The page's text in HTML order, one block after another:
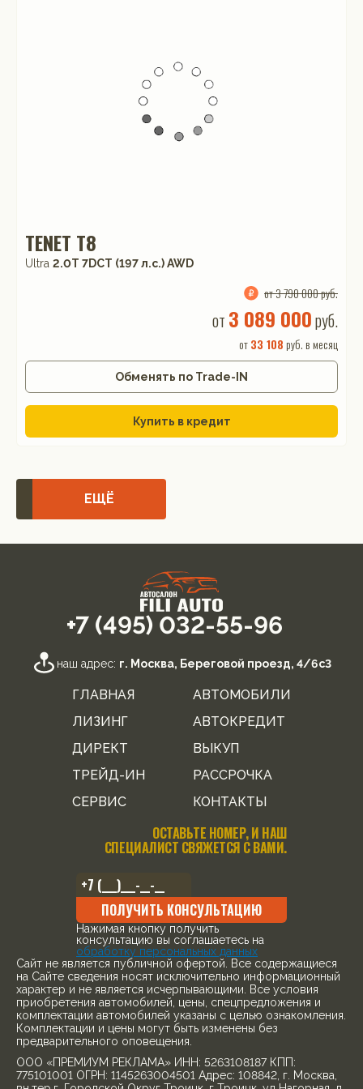
TENET T8
Ultra 2.0T 7DCT (197 л.с.) AWD
от 3 790 000 руб.
от 3 089 000руб.
от33 108 руб. в месяц
Обменять по Trade-IN
Купить в кредит
ЕЩЁ
+7 (495) 032-55-96
наш адрес: г. Москва, Береговой проезд, 4/6с3
ГЛАВНАЯ
АВТОМОБИЛИ
ЛИЗИНГ
АВТОКРЕДИТ
ДИРЕКТ
ВЫКУП
ТРЕЙД-ИН
РАССРОЧКА
СЕРВИС
КОНТАКТЫ
ОСТАВЬТЕ НОМЕР, И НАШ
СПЕЦИАЛИСТ СВЯЖЕТСЯ С ВАМИ.
ПОЛУЧИТЬ КОНСУЛЬТАЦИЮ
Нажимая кнопку получить
консультацию вы соглашаетесь на
обработку персональных данных
Cайт не является публичной офертой. Все содержащиеся
на Сайте сведения носят исключительно информационный
характер и не является исчерпывающими. Все условия
приобретения автомобилей, цены, спецпредложения и
комплектации автомобилей указаны с целью ознакомления.
Комплектации и цены могут быть изменены без
предварительного оповещения.
ООО «ПРЕМИУМ РЕКЛАМА» ИНН: 5263108187 КПП:
775101001 ОГРН: 1145263004501 Адрес: 108842, г. Москва,